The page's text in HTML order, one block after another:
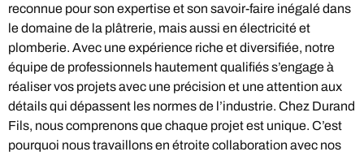
reconnue pour son expertise et son savoir-faire inégalé dans
le domaine de la plâtrerie, mais aussi en électricité et
plomberie. Avec une expérience riche et diversifiée, notre
équipe de professionnels hautement qualifiés s’engage à
réaliser vos projets avec une précision et une attention aux
détails qui dépassent les normes de l’industrie. Chez Durand
Fils, nous comprenons que chaque projet est unique. C’est
pourquoi nous travaillons en étroite collaboration avec nos